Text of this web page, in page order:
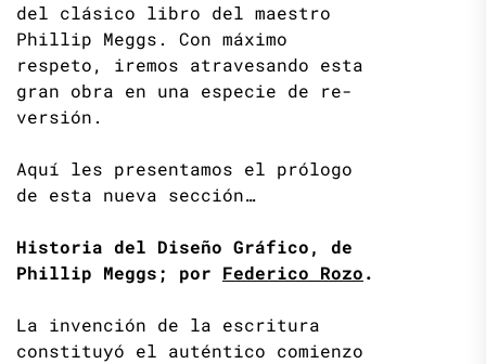
del clásico libro del maestro
Phillip Meggs. Con máximo
respeto, iremos atravesando esta
gran obra en una especie de re-
versión.
Aquí les presentamos el prólogo
de esta nueva sección…
Historia del Diseño Gráfico, de
Phillip Meggs; por Federico Rozo.
La invención de la escritura
constituyó el auténtico comienzo